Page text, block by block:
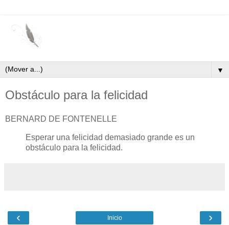
▼
Obstáculo para la felicidad
BERNARD DE FONTENELLE
Esperar una felicidad demasiado grande es un
obstáculo para la felicidad.
‹ ›
Inicio